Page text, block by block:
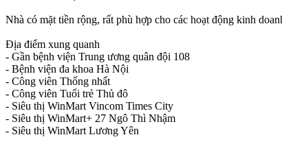
Nhà có mặt tiền rộng, rất phù hợp cho các hoạt động kinh
Địa điểm xung quanh
- Gần bệnh viện Trung ương quân đội 108
- Bệnh viện đa khoa Hà Nội
- Công viên Thống nhất
- Công viên Tuổi trẻ Thủ đô
- Siêu thị WinMart Vincom Times City
- Siêu thị WinMart+ 27 Ngô Thì Nhậm
- Siêu thị WinMart Lương Yên